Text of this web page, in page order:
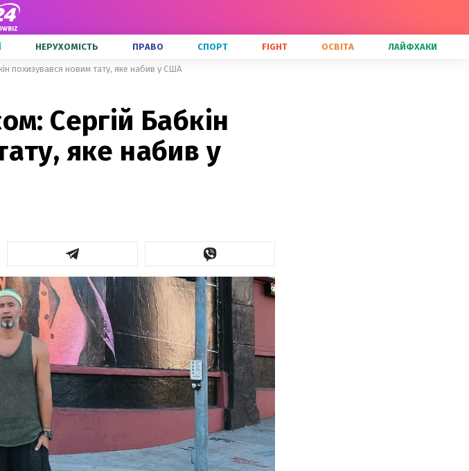
НЕРУХОМІСТЬ ПРАВО СПОРТ FIGHT ОСВІТА ЛАЙФХАКИ
похизувався новим тату, яке набив у США
Сергій Бабкін
яке набив у